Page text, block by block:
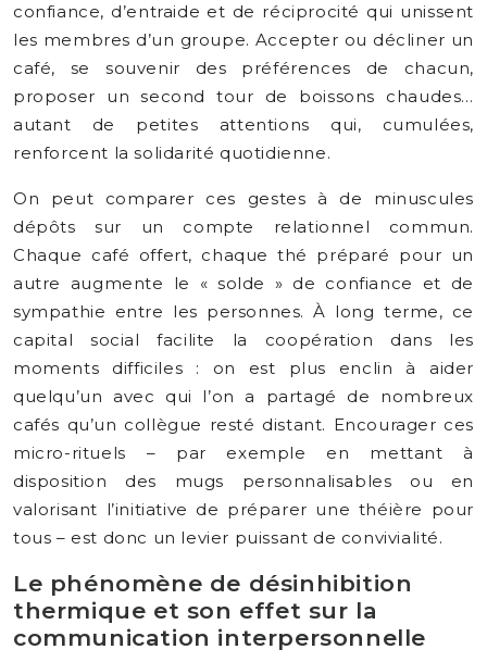
confiance, d’entraide et de réciprocité qui unissent
les membres d’un groupe. Accepter ou décliner un
café, se souvenir des préférences de chacun,
proposer un second tour de boissons chaudes…
autant de petites attentions qui, cumulées,
renforcent la solidarité quotidienne.
On peut comparer ces gestes à de minuscules
dépôts sur un compte relationnel commun.
Chaque café offert, chaque thé préparé pour un
autre augmente le « solde » de confiance et de
sympathie entre les personnes. À long terme, ce
capital social facilite la coopération dans les
moments difficiles : on est plus enclin à aider
quelqu’un avec qui l’on a partagé de nombreux
cafés qu’un collègue resté distant. Encourager ces
micro-rituels – par exemple en mettant à
disposition des mugs personnalisables ou en
valorisant l’initiative de préparer une théière pour
tous – est donc un levier puissant de convivialité.
Le phénomène de désinhibition
thermique et son effet sur la
communication interpersonnelle